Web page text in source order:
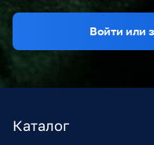
Войти или
Каталог